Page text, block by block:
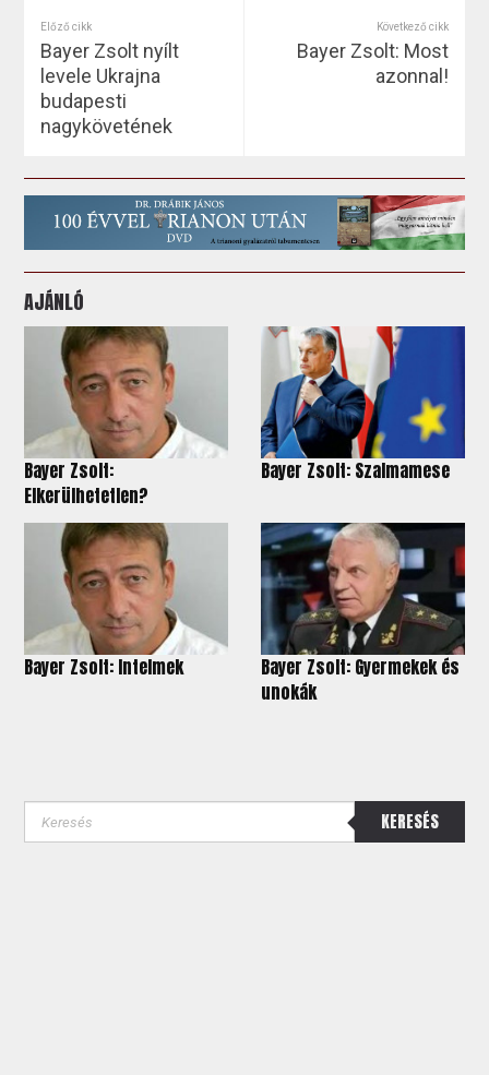
Előző cikk
Bayer Zsolt nyílt
levele Ukrajna
budapesti
nagykövetének
Következő cikk
Bayer Zsolt: Most
azonnal!
AJÁNLÓ
Bayer Zsolt:
Elkerülhetetlen?
Bayer Zsolt: Szalmamese
Bayer Zsolt: Intelmek
Bayer Zsolt: Gyermekek és
unokák
KERESÉS